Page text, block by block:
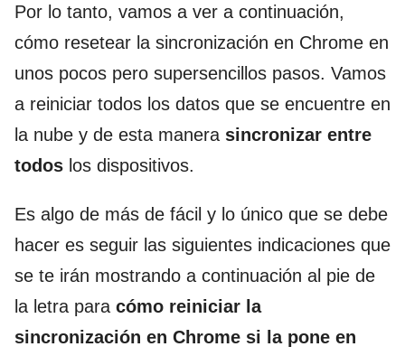
Por lo tanto, vamos a ver a continuación,
cómo resetear la sincronización en Chrome en
unos pocos pero supersencillos pasos. Vamos
a reiniciar todos los datos que se encuentre en
la nube y de esta manera sincronizar entre
todos los dispositivos.
Es algo de más de fácil y lo único que se debe
hacer es seguir las siguientes indicaciones que
se te irán mostrando a continuación al pie de
la letra para cómo reiniciar la
sincronización en Chrome si la pone en